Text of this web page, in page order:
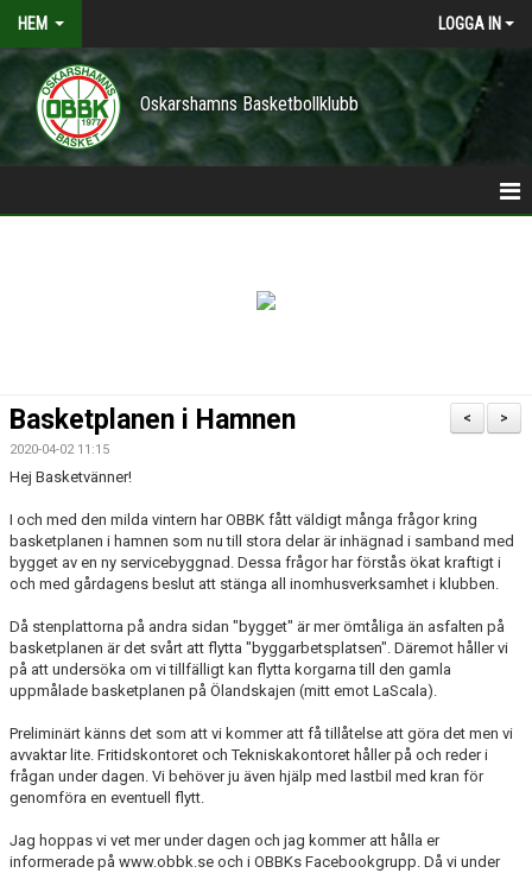
HEM LOGGA IN
Oskarshamns Basketbollklubb
VÅRA LAG/TRÄNARE
KALENDER
MATCHER
MEDLEMSSKAP
HJÄLPFOND
STYRELSEN
SCHYSST IDROTT LF KALMAR
>
<
Basketplanen i Hamnen
2020-04-02 11:15
Hej Basketvänner!
I och med den milda vintern har OBBK fått väldigt många frågor kring
basketplanen i hamnen som nu till stora delar är inhägnad i samband med
bygget av en ny servicebyggnad. Dessa frågor har förstås ökat kraftigt i
och med gårdagens beslut att stänga all inomhusverksamhet i klubben.
Då stenplattorna på andra sidan "bygget" är mer ömtåliga än asfalten på
basketplanen är det svårt att flytta "byggarbetsplatsen". Däremot håller vi
på att undersöka om vi tillfälligt kan flytta korgarna till den gamla
uppmålade basketplanen på Ölandskajen (mitt emot LaScala).
Preliminärt känns det som att vi kommer att få tillåtelse att göra det men vi
avvaktar lite. Fritidskontoret och Tekniskakontoret håller på och reder i
frågan under dagen. Vi behöver ju även hjälp med lastbil med kran för
genomföra en eventuell flytt.
Jag hoppas vi vet mer under dagen och jag kommer att hålla er
informerade på www.obbk.se och i OBBKs Facebookgrupp. Då vi under